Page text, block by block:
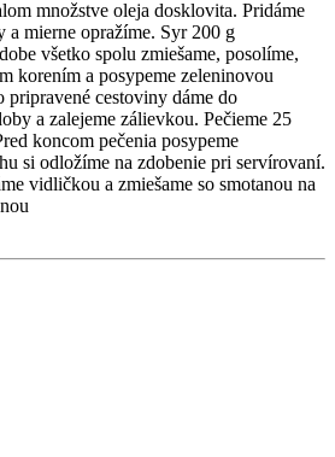
množstve oleja dosklovita. Pridáme
a mierne opražíme. Syr 200 g
všetko spolu zmiešame, posolíme,
korením a posypeme zeleninovou
pripravené cestoviny dáme do
a zalejeme zálievkou. Pečieme 25
koncom pečenia posypeme
si odložíme na zdobenie pri servírovaní.
vidličkou a zmiešame so smotanou na